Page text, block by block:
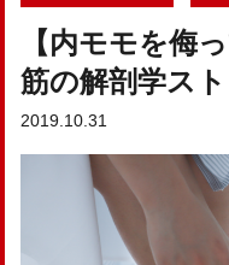
【内モモを侮
筋の解剖学スト
2019.10.31